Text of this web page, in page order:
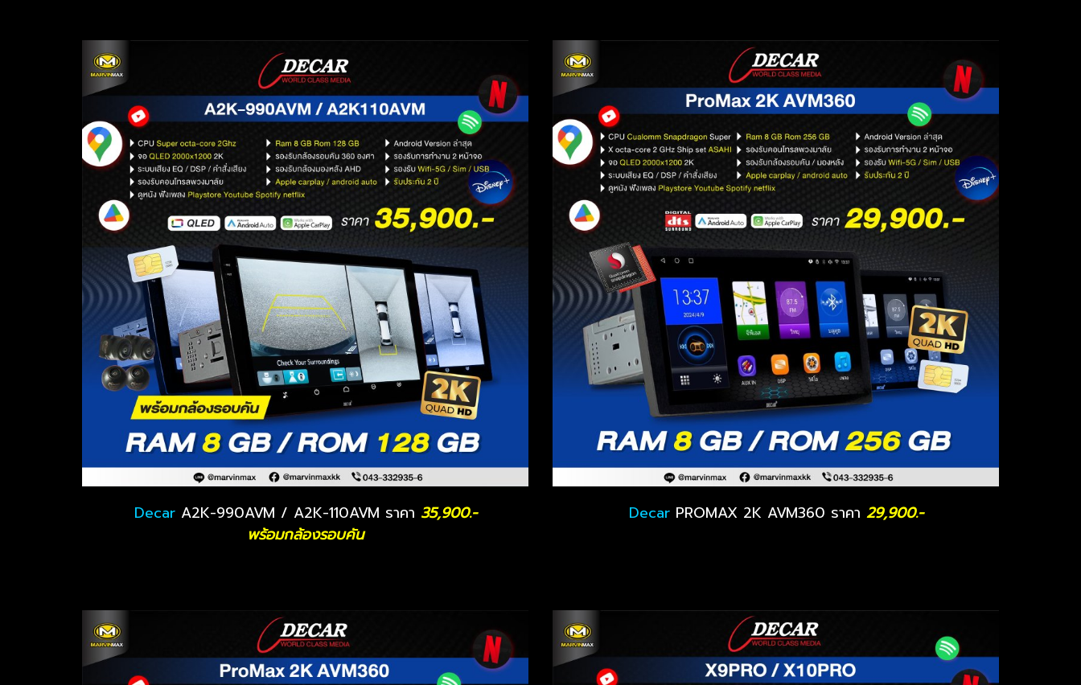
DecarA2K-990AVM / A2K-110AVM ราคา 35,900.-
พร้อมกล้องรอบคัน
DecarPROMAX 2K AVM360 ราคา 29,900.-